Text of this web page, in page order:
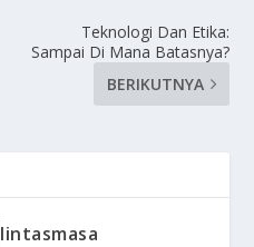
Teknologi Dan Etika:
Sampai Di Mana Batasnya?
BERIKUTNYA
lintasmasa